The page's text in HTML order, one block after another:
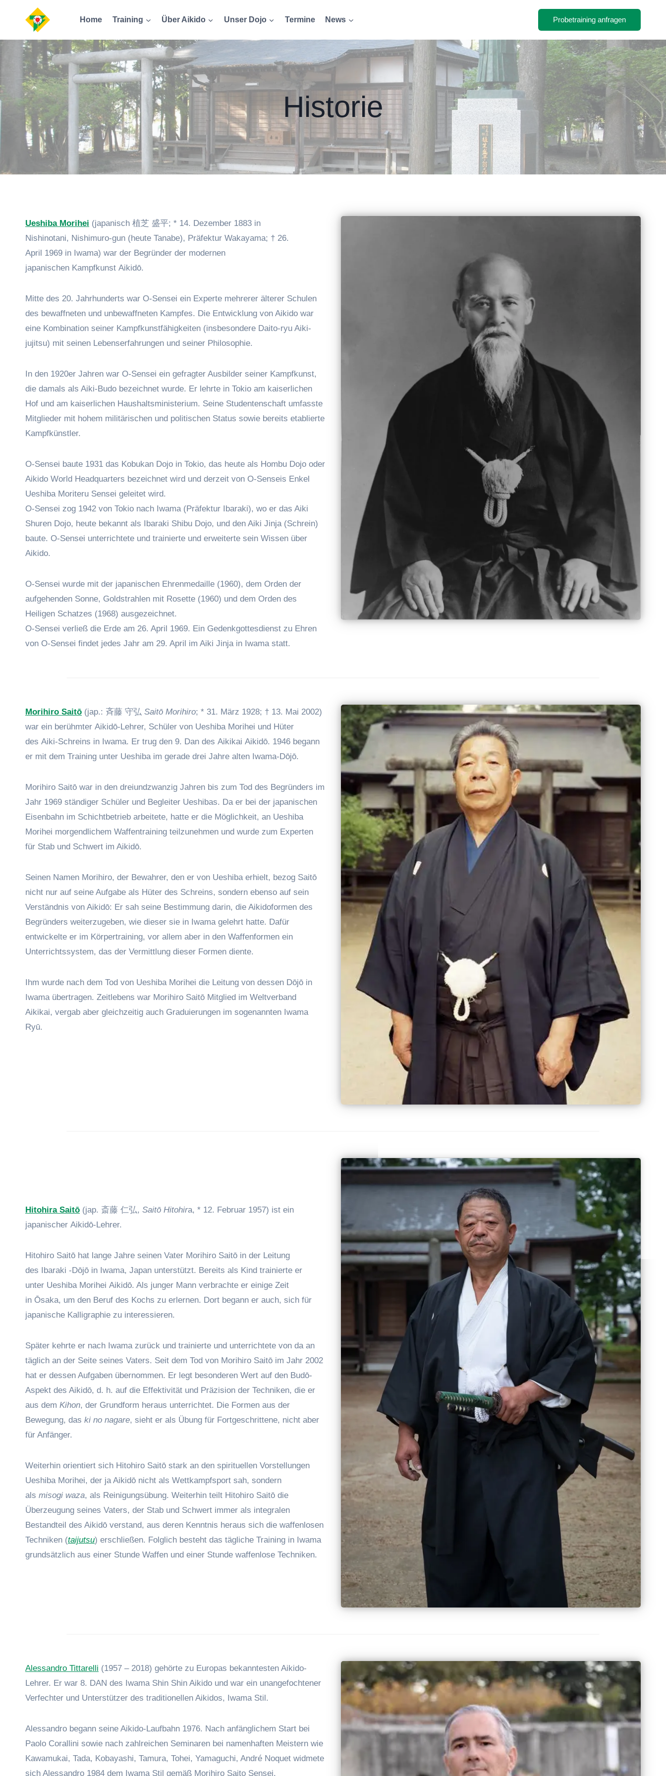
Home Training Über Aikido Unser Dojo Termine News Probetraining anfragen
Historie
Ueshiba Morihei (japanisch 植芝 盛平; * 14. Dezember 1883 in
Nishinotani, Nishimuro-gun (heute Tanabe), Präfektur Wakayama; † 26.
April 1969 in Iwama) war der Begründer der modernen
japanischen Kampfkunst Aikidō.
Mitte des 20. Jahrhunderts war O-Sensei ein Experte mehrerer älterer Schulen
des bewaffneten und unbewaffneten Kampfes. Die Entwicklung von Aikido war
eine Kombination seiner Kampfkunstfähigkeiten (insbesondere Daito-ryu Aiki-
jujitsu) mit seinen Lebenserfahrungen und seiner Philosophie.
In den 1920er Jahren war O-Sensei ein gefragter Ausbilder seiner Kampfkunst,
die damals als Aiki-Budo bezeichnet wurde. Er lehrte in Tokio am kaiserlichen
Hof und am kaiserlichen Haushaltsministerium. Seine Studentenschaft umfasste
Mitglieder mit hohem militärischen und politischen Status sowie bereits etablierte
Kampfkünstler.
O-Sensei baute 1931 das Kobukan Dojo in Tokio, das heute als Hombu Dojo oder
Aikido World Headquarters bezeichnet wird und derzeit von O-Senseis Enkel
Ueshiba Moriteru Sensei geleitet wird.
O-Sensei zog 1942 von Tokio nach Iwama (Präfektur Ibaraki), wo er das Aiki
Shuren Dojo, heute bekannt als Ibaraki Shibu Dojo, und den Aiki Jinja (Schrein)
baute. O-Sensei unterrichtete und trainierte und erweiterte sein Wissen über
Aikido.
O-Sensei wurde mit der japanischen Ehrenmedaille (1960), dem Orden der
aufgehenden Sonne, Goldstrahlen mit Rosette (1960) und dem Orden des
Heiligen Schatzes (1968) ausgezeichnet.
O-Sensei verließ die Erde am 26. April 1969. Ein Gedenkgottesdienst zu Ehren
von O-Sensei findet jedes Jahr am 29. April im Aiki Jinja in Iwama statt.
Morihiro Saitō (jap.: 斉藤 守弘 Saitō Morihiro; * 31. März 1928; † 13. Mai 2002)
war ein berühmter Aikidō-Lehrer, Schüler von Ueshiba Morihei und Hüter
des Aiki-Schreins in Iwama. Er trug den 9. Dan des Aikikai Aikidō. 1946 begann
er mit dem Training unter Ueshiba im gerade drei Jahre alten Iwama-Dōjō.
Morihiro Saitō war in den dreiundzwanzig Jahren bis zum Tod des Begründers im
Jahr 1969 ständiger Schüler und Begleiter Ueshibas. Da er bei der japanischen
Eisenbahn im Schichtbetrieb arbeitete, hatte er die Möglichkeit, an Ueshiba
Morihei morgendlichem Waffentraining teilzunehmen und wurde zum Experten
für Stab und Schwert im Aikidō.
Seinen Namen Morihiro, der Bewahrer, den er von Ueshiba erhielt, bezog Saitō
nicht nur auf seine Aufgabe als Hüter des Schreins, sondern ebenso auf sein
Verständnis von Aikidō: Er sah seine Bestimmung darin, die Aikidoformen des
Begründers weiterzugeben, wie dieser sie in Iwama gelehrt hatte. Dafür
entwickelte er im Körpertraining, vor allem aber in den Waffenformen ein
Unterrichtssystem, das der Vermittlung dieser Formen diente.
Ihm wurde nach dem Tod von Ueshiba Morihei die Leitung von dessen Dōjō in
Iwama übertragen. Zeitlebens war Morihiro Saitō Mitglied im Weltverband
Aikikai, vergab aber gleichzeitig auch Graduierungen im sogenannten Iwama
Ryū.
Hitohira Saitō (jap. 斎藤 仁弘, Saitō Hitohira, * 12. Februar 1957) ist ein
japanischer Aikidō-Lehrer.
Hitohiro Saitō hat lange Jahre seinen Vater Morihiro Saitō in der Leitung
des Ibaraki -Dōjō in Iwama, Japan unterstützt. Bereits als Kind trainierte er
unter Ueshiba Morihei Aikidō. Als junger Mann verbrachte er einige Zeit
in Ōsaka, um den Beruf des Kochs zu erlernen. Dort begann er auch, sich für
japanische Kalligraphie zu interessieren.
Später kehrte er nach Iwama zurück und trainierte und unterrichtete von da an
täglich an der Seite seines Vaters. Seit dem Tod von Morihiro Saitō im Jahr 2002
hat er dessen Aufgaben übernommen. Er legt besonderen Wert auf den Budō-
Aspekt des Aikidō, d. h. auf die Effektivität und Präzision der Techniken, die er
aus dem Kihon, der Grundform heraus unterrichtet. Die Formen aus der
Bewegung, das ki no nagare, sieht er als Übung für Fortgeschrittene, nicht aber
für Anfänger.
Weiterhin orientiert sich Hitohiro Saitō stark an den spirituellen Vorstellungen
Ueshiba Morihei, der ja Aikidō nicht als Wettkampfsport sah, sondern
als misogi waza, als Reinigungsübung. Weiterhin teilt Hitohiro Saitō die
Überzeugung seines Vaters, der Stab und Schwert immer als integralen
Bestandteil des Aikidō verstand, aus deren Kenntnis heraus sich die waffenlosen
Techniken (taijutsu) erschließen. Folglich besteht das tägliche Training in Iwama
grundsätzlich aus einer Stunde Waffen und einer Stunde waffenlose Techniken.
Alessandro Tittarelli (1957 – 2018) gehörte zu Europas bekanntesten Aikido-
Lehrer. Er war 8. DAN des Iwama Shin Shin Aikido und war ein unangefochtener
Verfechter und Unterstützer des traditionellen Aikidos, Iwama Stil.
Alessandro begann seine Aikido-Laufbahn 1976. Nach anfänglichem Start bei
Paolo Corallini sowie nach zahlreichen Seminaren bei namenhaften Meistern wie
Kawamukai, Tada, Kobayashi, Tamura, Tohei, Yamaguchi, André Noquet widmete
sich Alessandro 1984 dem Iwama Stil gemäß Morihiro Saito Sensei.